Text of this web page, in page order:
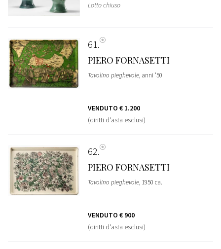
Lotto chiuso
61
PIERO FORNASETTI
Tavolino pieghevole, anni '50
VENDUTO € 1.200
(diritti d'asta esclusi)
62
PIERO FORNASETTI
Tavolino pieghevole, 1950 ca.
VENDUTO € 900
(diritti d'asta esclusi)